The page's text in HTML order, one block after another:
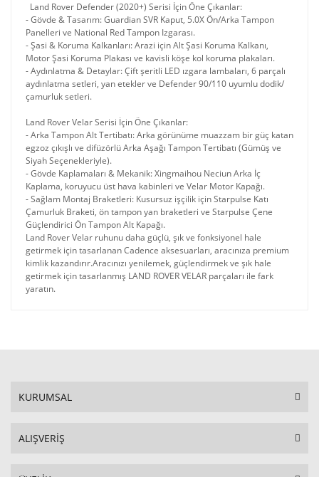
Land Rover Defender (2020+) Serisi İçin Öne Çıkanlar:
​- Gövde & Tasarım: Guardian SVR Kaput, 5.0X Ön/Arka Tampon
Panelleri ve National Red Tampon Izgarası.
​- Şasi & Koruma Kalkanları: Arazi için Alt Şasi Koruma Kalkanı,
Motor Şasi Koruma Plakası ve kavisli köşe kol koruma plakaları.
​- Aydınlatma & Detaylar: Çift şeritli LED ızgara lambaları, 6 parçalı
aydınlatma setleri, yan etekler ve Defender 90/110 uyumlu dodik/
çamurluk setleri.
Land Rover Velar Serisi İçin Öne Çıkanlar:
​- Arka Tampon Alt Tertibatı: Arka görünüme muazzam bir güç katan
egzoz çıkışlı ve difüzörlü Arka Aşağı Tampon Tertibatı (Gümüş ve
Siyah Seçenekleriyle).
​- Gövde Kaplamaları & Mekanik: Xingmaihou Neciun Arka İç
Kaplama, koruyucu üst hava kabinleri ve Velar Motor Kapağı.
​- Sağlam Montaj Braketleri: Kusursuz işçilik için Starpulse Katı
Çamurluk Braketi, ön tampon yan braketleri ve Starpulse Çene
Güçlendirici Ön Tampon Alt Kapağı.
Land Rover Velar ruhunu daha güçlü, şık ve fonksiyonel hale
getirmek için tasarlanan Cadence aksesuarları, aracınıza premium
kimlik kazandırır.Aracınızı yenilemek, güçlendirmek ve şık hale
getirmek için tasarlanmış LAND ROVER VELAR parçaları ile fark
yaratın.
KURUMSAL
ALIŞVERİŞ